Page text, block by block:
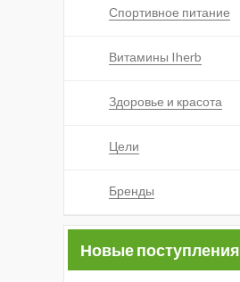
Спортивное питание
Витамины Iherb
Здоровье и красота
Цели
Бренды
Новые поступления